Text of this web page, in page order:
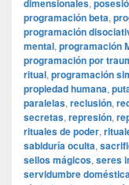
dimensionales,
programación beta,
programación
mental, programación
programación por
ritual, programación
propiedad humana,
paralelas, reclusión,
secretas, represión,
rituales de poder,
sabiduría oculta,
sellos mágicos, seres
servidumbre